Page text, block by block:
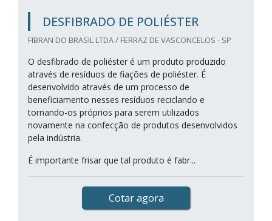
DESFIBRADO DE POLIÉSTER
FIBRAN DO BRASIL LTDA / FERRAZ DE VASCONCELOS - SP
O desfibrado de poliéster é um produto produzido
através de resíduos de fiações de poliéster. É
desenvolvido através de um processo de
beneficiamento nesses resíduos reciclando e
tornando-os próprios para serem utilizados
novamente na confecção de produtos desenvolvidos
pela indústria.
É importante frisar que tal produto é fabr...
Cotar agora